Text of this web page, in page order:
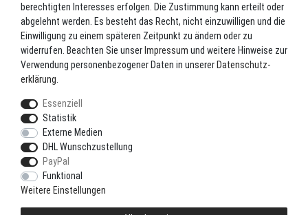
Angel-Rollen
Angel-Zubehör
Bekleidung
Camping
Markenshop
Ruten
Ruten + Rolle + Schnur
Zielfischprogramme
berechtigten Interesses erfolgen. Die Zustimmung kann erteilt oder
abgelehnt werden. Es besteht das Recht, nicht einzuwilligen und die
Einwilligung zu einem späteren Zeitpunkt zu ändern oder zu
widerrufen. Beachten Sie unser Impressum und weitere Hinweise zur
Verwendung personenbezogener Daten in unserer Daten­schutz­
erklärung
Essenziell
Statistik
Externe Medien
DHL Wunschzustellung
PayPal
Funktional
Weitere Einstellungen